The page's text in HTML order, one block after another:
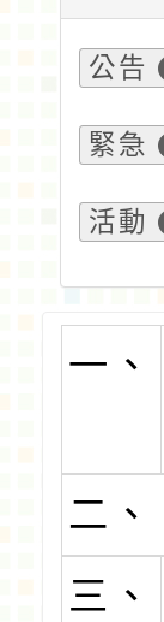
公告
緊急
活動
一、
二、
三、